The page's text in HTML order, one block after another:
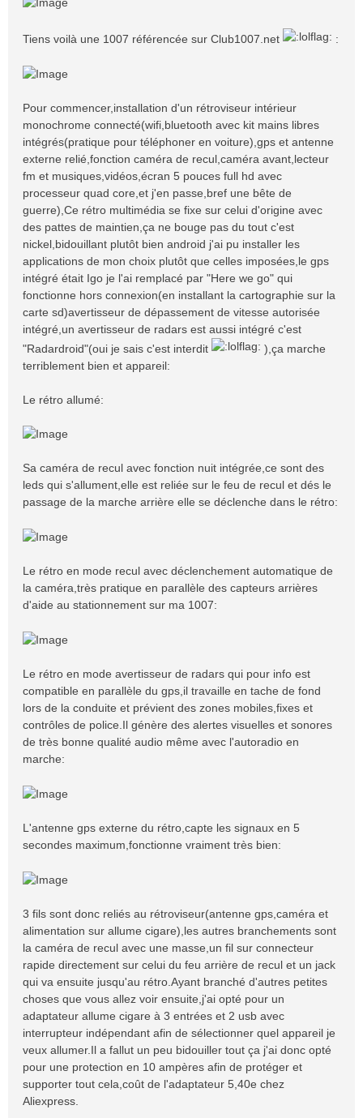
Tiens voilà une 1007 référencée sur Club1007.net :
Pour commencer,installation d'un rétroviseur intérieur
monochrome connecté(wifi,bluetooth avec kit mains libres
intégrés(pratique pour téléphoner en voiture),gps et antenne
externe relié,fonction caméra de recul,caméra avant,lecteur
fm et musiques,vidéos,écran 5 pouces full hd avec
processeur quad core,et j'en passe,bref une bête de
guerre),Ce rétro multimédia se fixe sur celui d'origine avec
des pattes de maintien,ça ne bouge pas du tout c'est
nickel,bidouillant plutôt bien android j'ai pu installer les
applications de mon choix plutôt que celles imposées,le gps
intégré était Igo je l'ai remplacé par "Here we go" qui
fonctionne hors connexion(en installant la cartographie sur la
carte sd)avertisseur de dépassement de vitesse autorisée
intégré,un avertisseur de radars est aussi intégré c'est
"Radardroid"(oui je sais c'est interdit
),ça marche
terriblement bien et appareil:
Le rétro allumé:
Sa caméra de recul avec fonction nuit intégrée,ce sont des
leds qui s'allument,elle est reliée sur le feu de recul et dés le
passage de la marche arrière elle se déclenche dans le rétro:
Le rétro en mode recul avec déclenchement automatique de
la caméra,très pratique en parallèle des capteurs arrières
d'aide au stationnement sur ma 1007:
Le rétro en mode avertisseur de radars qui pour info est
compatible en parallèle du gps,il travaille en tache de fond
lors de la conduite et prévient des zones mobiles,fixes et
contrôles de police.Il génère des alertes visuelles et sonores
de très bonne qualité audio même avec l'autoradio en
marche:
L'antenne gps externe du rétro,capte les signaux en 5
secondes maximum,fonctionne vraiment très bien:
3 fils sont donc reliés au rétroviseur(antenne gps,caméra et
alimentation sur allume cigare),les autres branchements sont
la caméra de recul avec une masse,un fil sur connecteur
rapide directement sur celui du feu arrière de recul et un jack
qui va ensuite jusqu'au rétro.Ayant branché d'autres petites
choses que vous allez voir ensuite,j'ai opté pour un
adaptateur allume cigare à 3 entrées et 2 usb avec
interrupteur indépendant afin de sélectionner quel appareil je
veux allumer.Il a fallut un peu bidouiller tout ça j'ai donc opté
pour une protection en 10 ampères afin de protéger et
supporter tout cela,coût de l'adaptateur 5,40e chez
Aliexpress.